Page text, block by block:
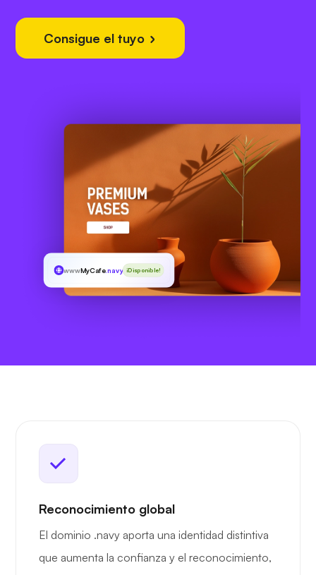
Consigue el tuyo
wwwMyCafe.navy ¡Disponible!
Reconocimiento global
El dominio .navy aporta una identidad distintiva
que aumenta la confianza y el reconocimiento,